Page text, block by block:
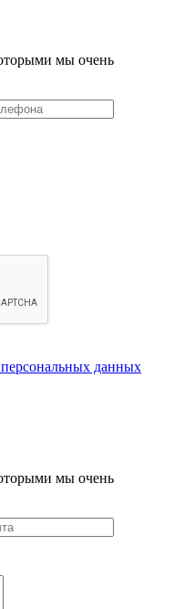
мы очень
данных
мы очень